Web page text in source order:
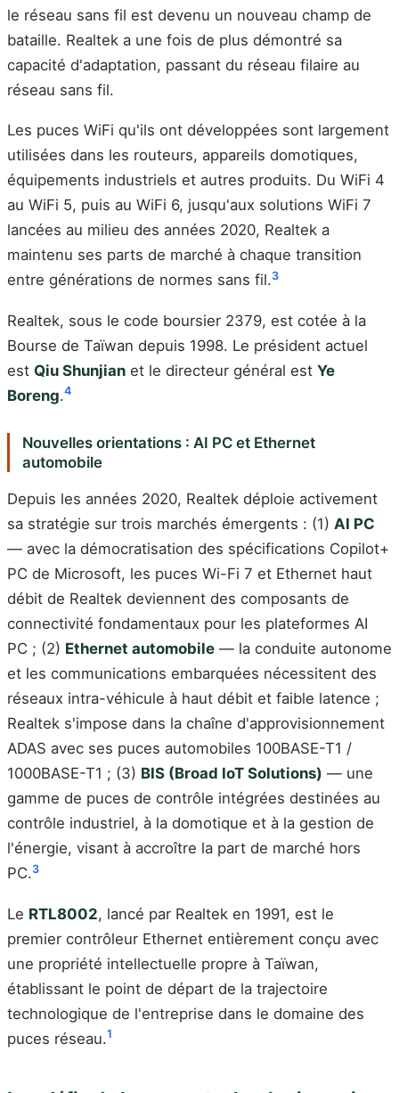
le réseau sans fil est devenu un nouveau champ de
bataille. Realtek a une fois de plus démontré sa
capacité d'adaptation, passant du réseau filaire au
réseau sans fil.
Les puces WiFi qu'ils ont développées sont largement
utilisées dans les routeurs, appareils domotiques,
équipements industriels et autres produits. Du WiFi 4
au WiFi 5, puis au WiFi 6, jusqu'aux solutions WiFi 7
lancées au milieu des années 2020, Realtek a
maintenu ses parts de marché à chaque transition
entre générations de normes sans fil.3
Realtek, sous le code boursier 2379, est cotée à la
Bourse de Taïwan depuis 1998. Le président actuel
est Qiu Shunjian et le directeur général est Ye
Boreng.4
Nouvelles orientations : AI PC et Ethernet
automobile
Depuis les années 2020, Realtek déploie activement
sa stratégie sur trois marchés émergents : (1) AI PC
— avec la démocratisation des spécifications Copilot+
PC de Microsoft, les puces Wi-Fi 7 et Ethernet haut
débit de Realtek deviennent des composants de
connectivité fondamentaux pour les plateformes AI
PC ; (2) Ethernet automobile — la conduite autonome
et les communications embarquées nécessitent des
réseaux intra-véhicule à haut débit et faible latence ;
Realtek s'impose dans la chaîne d'approvisionnement
ADAS avec ses puces automobiles 100BASE-T1 /
1000BASE-T1 ; (3) BIS (Broad IoT Solutions) — une
gamme de puces de contrôle intégrées destinées au
contrôle industriel, à la domotique et à la gestion de
l'énergie, visant à accroître la part de marché hors
PC.3
Le RTL8002, lancé par Realtek en 1991, est le
premier contrôleur Ethernet entièrement conçu avec
une propriété intellectuelle propre à Taïwan,
établissant le point de départ de la trajectoire
technologique de l'entreprise dans le domaine des
puces réseau.1